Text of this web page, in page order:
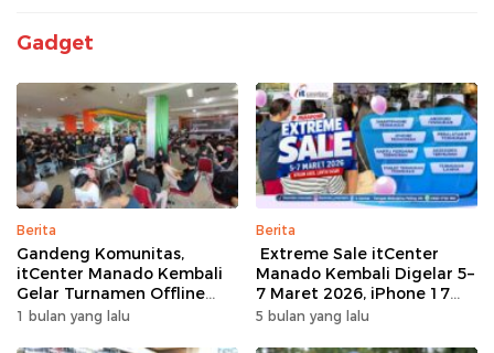
Gadget
Berita
Gandeng Komunitas,
itCenter Manado Kembali
Gelar Turnamen Offline
Free Fire, 60 Tim Siap
1 bulan yang lalu
Berita
Extreme Sale itCenter
Manado Kembali Digelar 5–
7 Maret 2026, iPhone 17
Pro Max Diskon hingga
5 bulan yang lalu